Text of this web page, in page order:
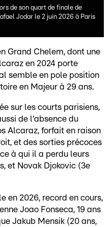
de son quart de finale de
Jodar le 2 juin 2026 à Paris
Grand Chelem, dont une
en 2024 porte
semble en pole position
en Majeur à 29 ans.
sur les courts parisiens,
de l'absence du
Alcaraz, forfait en raison
et des sorties précoces
à qui il a perdu leurs
et Novak Djokovic (3e
en 2026, record en cours,
Joao Fonseca, 19 ans
Jakub Mensik (20 ans,